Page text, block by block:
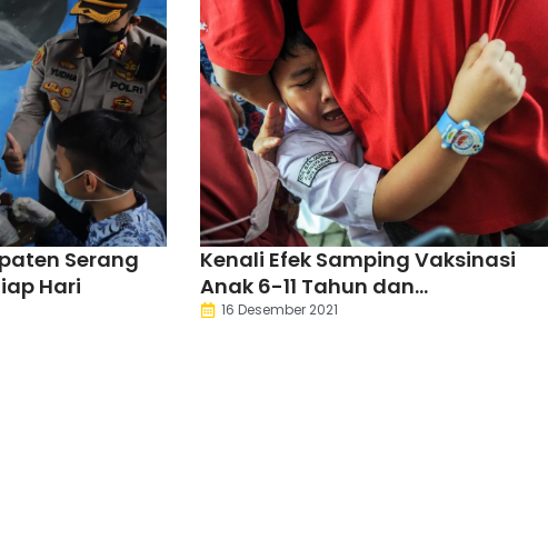
Serang
Hari
Kenali Efek Samping Vaksinasi
Anak 6-11 Tahun dan
Penanganannya
16 Desember 2021